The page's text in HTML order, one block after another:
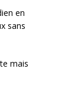
en
sans
mais